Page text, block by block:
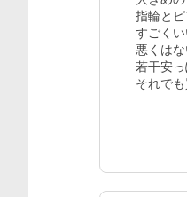
指輪と
すごく
悪くは
若干安
それで